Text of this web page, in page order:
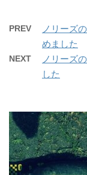
PREV
ノリーズ
めました
NEXT
ノリーズ
した